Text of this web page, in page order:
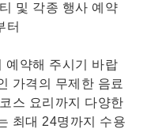
및 각종 행사 예약
터
약해 주시기 바랍
가격의 무제한 음료
스 요리까지 다양한
최대 24명까지 수용